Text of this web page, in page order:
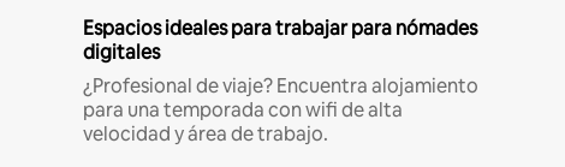
Espacios ideales para trabajar para nómades
digitales
¿Profesional de viaje? Encuentra alojamiento
para una temporada con wifi de alta
velocidad y área de trabajo.